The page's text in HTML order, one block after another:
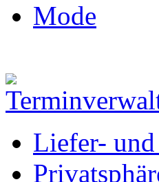
Mode
Liefer- und